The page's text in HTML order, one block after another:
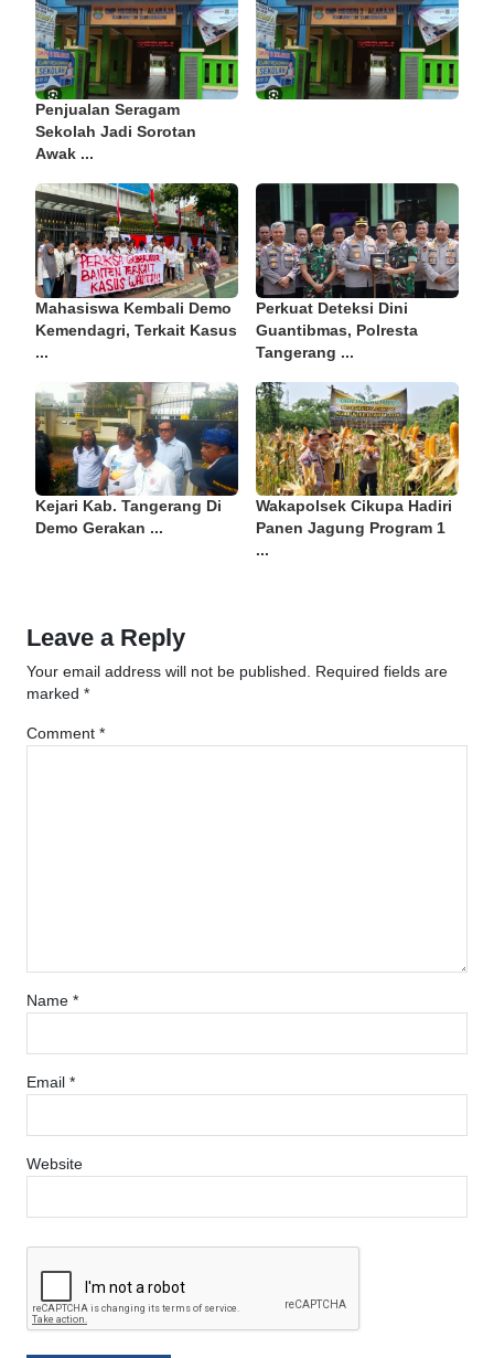
Penjualan Seragam
Sekolah Jadi Sorotan
Awak ...
Mahasiswa Kembali Demo
Kemendagri, Terkait Kasus
...
Perkuat Deteksi Dini
Guantibmas, Polresta
Tangerang ...
Kejari Kab. Tangerang Di
Demo Gerakan ...
Wakapolsek Cikupa Hadiri
Panen Jagung Program 1
...
Leave a Reply
Your email address will not be published. Required fields are
marked *
Comment *
Name *
Email *
Website